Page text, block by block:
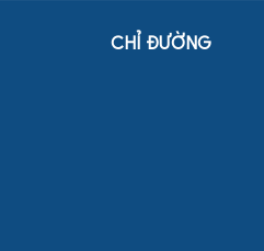
CHỈ ĐƯỜNG